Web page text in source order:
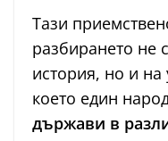
Тази
разбирането не
история, но и на
което един
държави в